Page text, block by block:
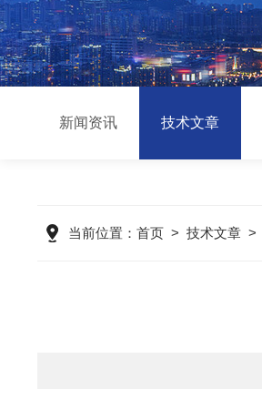
新闻资讯 技术文章
当前位置： 首页> 技术文章>